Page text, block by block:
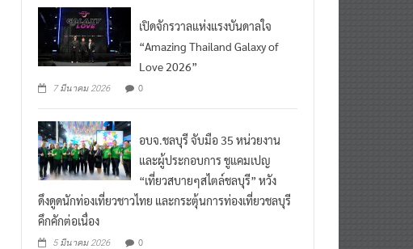
เปิดจักรวาลแห่งแรงบันดาลใจ
“Amazing Thailand Galaxy of
Love 2026”
7 มีนาคม 2026 0
อบจ.ชลบุรี จับมือ 35 หน่วยงาน
และผู้ประกอบการ ชูแคมเปญ
“เที่ยวสบายๆสไตล์ชลบุรี” หวัง
ดึงดูดนักท่องเที่ยวชาวไทย และกระตุ้นการท่องเที่ยวชลบุรี
คึกคักต่อเนื่อง
5 มีนาคม 2026 0